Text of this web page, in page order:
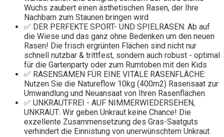
Wuchs zaubert einen ästhetischen Rasen, der Ihre
Nachbarn zum Staunen bringen wird
✅ DER PERFEKTE SPORT- UND SPIELRASEN: Ab auf
die Wiese und das ganz ohne Bedenken um den neuen
Rasen! Die frisch ergrünten Flächen sind nicht nur
schnell nutzbar & trittfest, sondern auch robust - optimal
für die Gartenparty oder zum Rumtoben mit den Kids
✅ RASENSAMEN FÜR EINE VITALE RASENFLÄCHE:
Nutzen Sie die Natureflow 10kg (400m2) Rasensaat zur
Umwandlung und Neuansaat von Ihren Rasenflächen.
✅ UNKRAUTFREI - AUF NIMMERWIEDERSEHEN,
UNKRAUT: Wir geben Unkraut keine Chance! Die
exzellente Zusammensetzung des Gras-Saatguts
verhindert die Einnistung von unerwünschtem Unkraut